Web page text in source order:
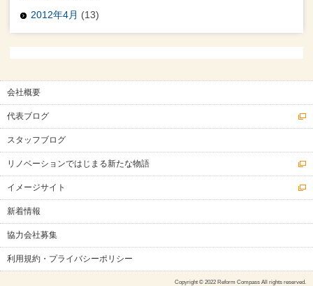
2012年4月 (13)
会社概要
代表ブログ
スタッフブログ
リノベーションではじまる新たな物語
イメージサイト
新着情報
協力会社募集
利用規約・プライバシーポリシー
Copyright © 2022 Reform Compass All rights reserved.